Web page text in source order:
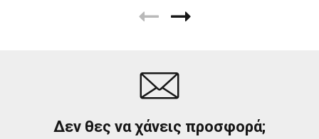
Δεν θες να χάνεις προσφορά;